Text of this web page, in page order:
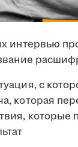
интервью
с
которая
которые